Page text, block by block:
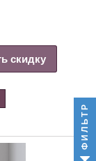
скидку
ФИЛЬТР